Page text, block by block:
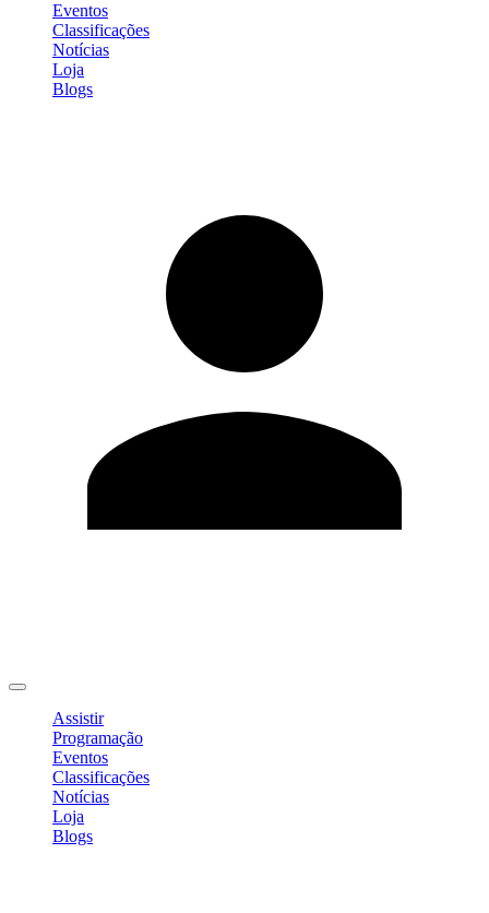
Eventos
Classificações
Notícias
Loja
Blogs
Assistir
Programação
Eventos
Classificações
Notícias
Loja
Blogs